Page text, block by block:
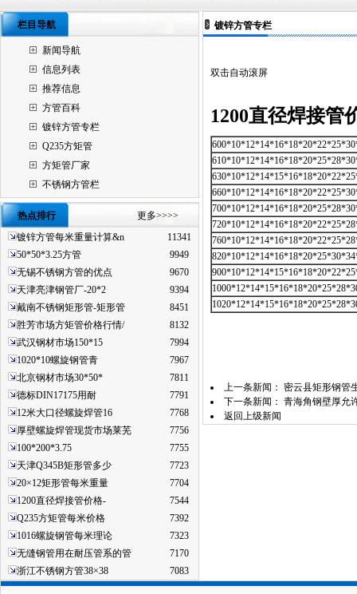
栏目导航
新闻导航
信息列表
推荐信息
方管百科
镀锌方管专栏
Q235方矩管
方矩管厂家
不锈钢方管栏
热点排行
更多>>>>
镀锌方管每米重量计算&n
11341
50*50*3.25方管
9949
无锡不锈钢方管的优点
9670
天津亮津钢管厂-20*2
9394
戴南不锈钢矩形管-矩形管
8451
胜芳市场方矩管价格行情/
8132
武汉钢材市场150*15
7994
1020*10螺旋钢管青
7967
北京钢材市场30*50*
7811
德标DIN17175用耐
7791
12米大口径螺旋焊管16
7768
厚壁螺旋焊管现货市场莱芜
7756
100*200*3.75
7755
天津Q345B矩形管多少
7723
20×12矩形管每米重量
7704
1200直径焊接管价格-
7544
Q235方矩管每米价格
7392
1016螺旋钢管每米理论
7323
无缝钢管用在耐压管系的管
7170
浙江不锈钢方管38×38
7083
镀锌方管专栏
双击自动滚屏
1200直径焊接管
上一条新闻： 密云县矩形钢管
下一条新闻： 青海角钢壁厚允
返回上级新闻